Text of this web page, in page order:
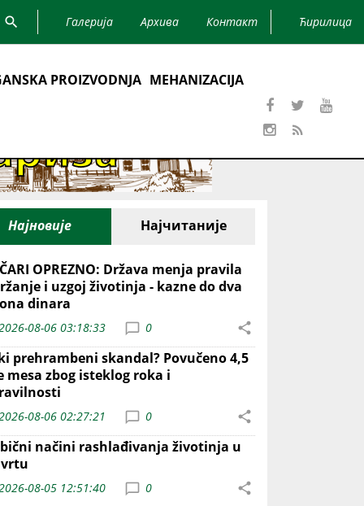
Галерија Архива Контакт Ћирилица
PROIZVODNJA MEHANIZACIJA
Најновије Најчитаније
OPREZNO: Država menja pravila
i uzgoj životinja - kazne do dva
dinara
08-06 03:18:33 0
prehrambeni skandal? Povučeno 4,5
mesa zbog isteklog roka i
08-06 02:27:21 0
načini rashlađivanja životinja u
vrtu
08-05 12:51:40 0